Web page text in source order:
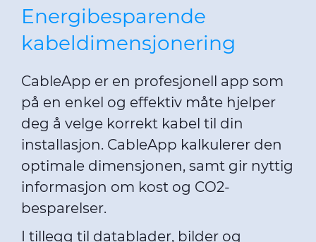
Energibesparende
kabeldimensjonering
CableApp er en profesjonell app som
på en enkel og effektiv måte hjelper
deg å velge korrekt kabel til din
installasjon. CableApp kalkulerer den
optimale dimensjonen, samt gir nyttig
informasjon om kost og CO2-
besparelser.
I tillegg til datablader, bilder og